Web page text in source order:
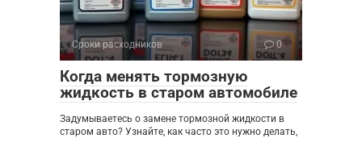
Сроки расходников 0
Когда менять тормозную
жидкость в старом автомобиле
Задумываетесь о замене тормозной жидкости в
старом авто? Узнайте, как часто это нужно делать,